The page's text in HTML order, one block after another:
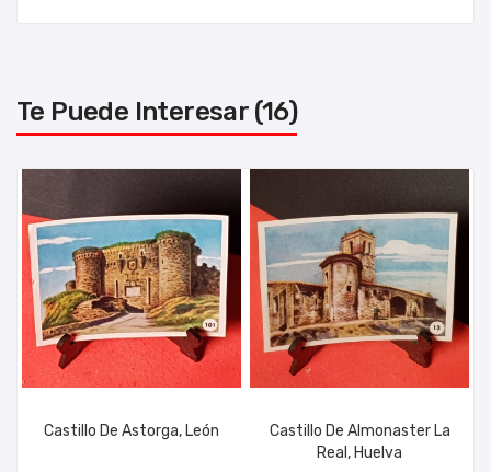
Te Puede Interesar (16)
Castillo De Astorga, León
Castillo De Almonaster La
Real, Huelva